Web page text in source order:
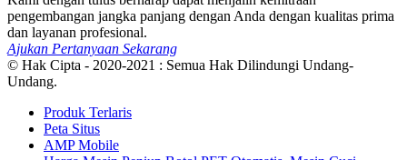
pengembangan jangka panjang dengan Anda dengan kualitas prima
dan layanan profesional.
Ajukan Pertanyaan Sekarang
© Hak Cipta - 2020-2021 : Semua Hak Dilindungi Undang-
Undang.
Produk Terlaris
Peta Situs
AMP Mobile